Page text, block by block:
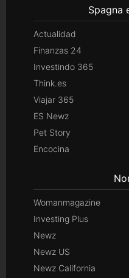
Spagna
Actualidad
Finanzas 24
Investindo 365
Think.es
Viajar 365
ES Newz
Pet Story
Encocina
Womanmagazine
Investing Plus
Newz
Newz US
Newz California